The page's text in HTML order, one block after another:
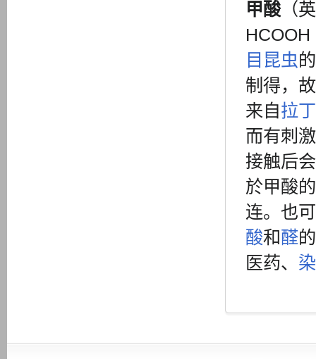
甲酸 （
目 昆虫
制得，
来自拉
而有刺
接触后
於甲酸
连。也
酸和醛
医药、